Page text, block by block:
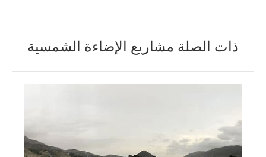
ذات الصلة مشاريع الإضاءة الشمسية